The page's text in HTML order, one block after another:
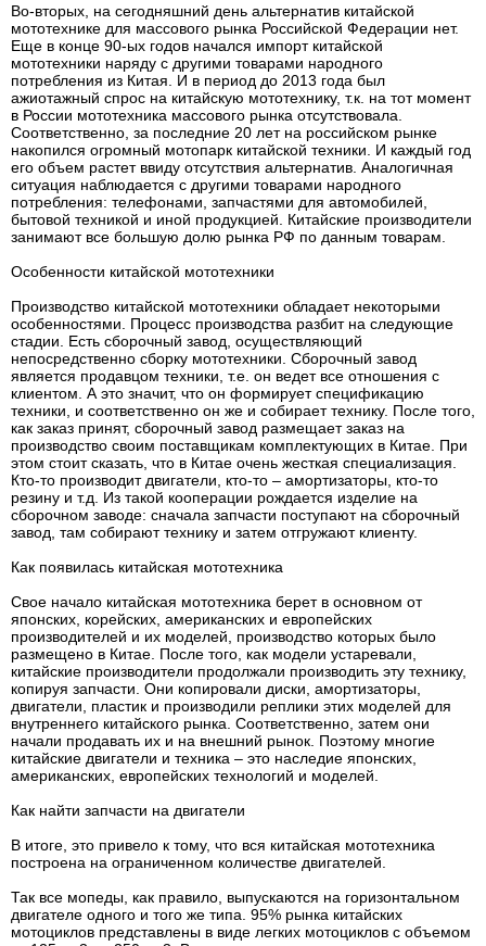
Во-вторых, на сегодняшний день альтернатив китайской
мототехнике для массового рынка Российской Федерации нет.
Еще в конце 90-ых годов начался импорт китайской
мототехники наряду с другими товарами народного
потребления из Китая. И в период до 2013 года был
ажиотажный спрос на китайскую мототехнику, т.к. на тот момент
в России мототехника массового рынка отсутствовала.
Соответственно, за последние 20 лет на российском рынке
накопился огромный мотопарк китайской техники. И каждый год
его объем растет ввиду отсутствия альтернатив. Аналогичная
ситуация наблюдается с другими товарами народного
потребления: телефонами, запчастями для автомобилей,
бытовой техникой и иной продукцией. Китайские производители
занимают все большую долю рынка РФ по данным товарам.
Особенности китайской мототехники
Производство китайской мототехники обладает некоторыми
особенностями. Процесс производства разбит на следующие
стадии. Есть сборочный завод, осуществляющий
непосредственно сборку мототехники. Сборочный завод
является продавцом техники, т.е. он ведет все отношения с
клиентом. А это значит, что он формирует спецификацию
техники, и соответственно он же и собирает технику. После того,
как заказ принят, сборочный завод размещает заказ на
производство своим поставщикам комплектующих в Китае. При
этом стоит сказать, что в Китае очень жесткая специализация.
Кто-то производит двигатели, кто-то – амортизаторы, кто-то
резину и т.д. Из такой кооперации рождается изделие на
сборочном заводе: сначала запчасти поступают на сборочный
завод, там собирают технику и затем отгружают клиенту.
Как появилась китайская мототехника
Свое начало китайская мототехника берет в основном от
японских, корейских, американских и европейских
производителей и их моделей, производство которых было
размещено в Китае. После того, как модели устаревали,
китайские производители продолжали производить эту технику,
копируя запчасти. Они копировали диски, амортизаторы,
двигатели, пластик и производили реплики этих моделей для
внутреннего китайского рынка. Соответственно, затем они
начали продавать их и на внешний рынок. Поэтому многие
китайские двигатели и техника – это наследие японских,
американских, европейских технологий и моделей.
Как найти запчасти на двигатели
В итоге, это привело к тому, что вся китайская мототехника
построена на ограниченном количестве двигателей.
Так все мопеды, как правило, выпускаются на горизонтальном
двигателе одного и того же типа. 95% рынка китайских
мотоциклов представлены в виде легких мотоциклов с объемом